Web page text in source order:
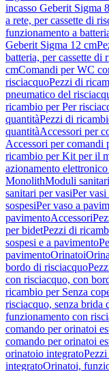
incasso Geberit Sigma
a rete, per cassette di
funzionamento a
Geberit Sigma 12 cm
batteria, per cassette di
cmComandi per WC
risciacquoPezzi di
pneumatico del
ricambio per Per
quantitàPezzi di
quantitàAccessori per
Accessori per comandi
ricambio per Kit per il
azionamento
MonolithModuli
sanitari per vasiPer vasi
sospesiPer vaso a
pavimentoAccessori
per bidetPezzi di
sospesi e a pavimento
pavimentoOrinatoi
bordo di risciacquo
con risciacquo, con
ricambio per Senza
risciacquo, senza brida
funzionamento con
comando per orinatoi
comando per orinatoi
orinatoio integrato
integratoOrinatoi,